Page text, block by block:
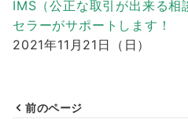
IMS（公正な取引が出来る相
セラーがサポートします！
2021年11月21日（日）
前のページ